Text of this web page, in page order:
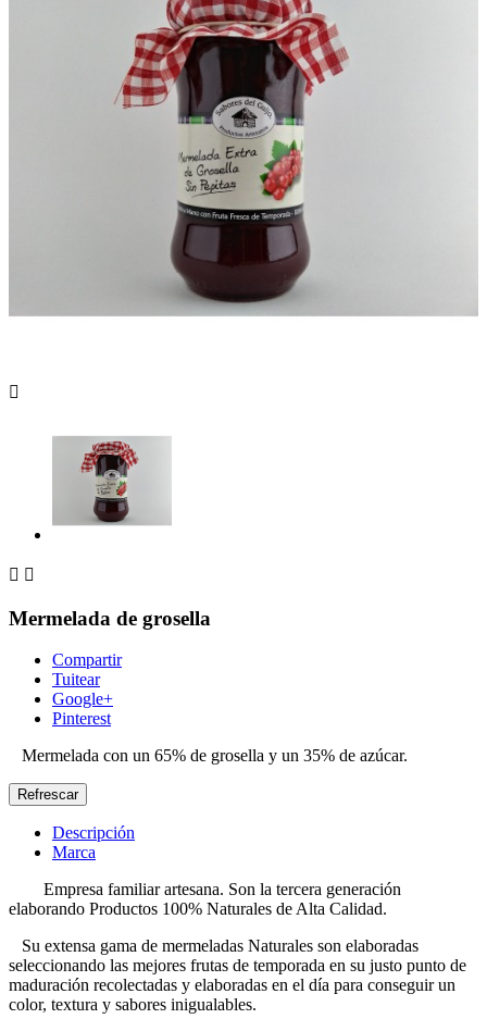

 
Mermelada de grosella
Compartir
Tuitear
Google+
Pinterest
Mermelada con un 65% de grosella y un 35% de azúcar.
Descripción
Marca
Empresa familiar artesana. Son la tercera generación
elaborando Productos 100% Naturales de Alta Calidad.
Su extensa gama de mermeladas Naturales son elaboradas
seleccionando las mejores frutas de temporada en su justo punto de
maduración recolectadas y elaboradas en el día para conseguir un
color, textura y sabores inigualables.